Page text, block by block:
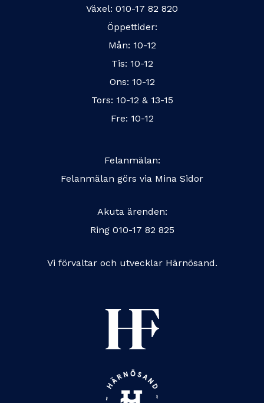
Växel: 010-17 82 820
Öppettider:
Mån: 10-12
Tis: 10-12
Ons: 10-12
Tors: 10-12 & 13-15
Fre: 10-12
Felanmälan:
Felanmälan görs via Mina Sidor
Akuta ärenden:
Ring 010-17 82 825
Vi förvaltar och utvecklar Härnösand.